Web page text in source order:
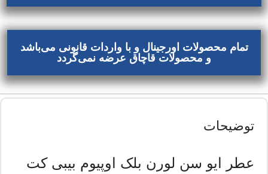
تمام محصولات اورجینال و با واردات قانونی می‌باشد
و محصولات قاچاق عرضه نمی‌گردد
توضیحات
عطر ایو سن لورن بلک اوپیوم بیبی کت